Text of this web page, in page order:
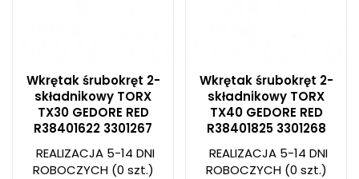
Wkrętak śrubokręt 2-
składnikowy TORX
TX30 GEDORE RED
R38401622 3301267
REALIZACJA 5-14 DNI
ROBOCZYCH(0 szt.)
Wkrętak śrubokręt 2-
składnikowy TORX
TX40 GEDORE RED
R38401825 3301268
REALIZACJA 5-14 DNI
ROBOCZYCH(0 szt.)